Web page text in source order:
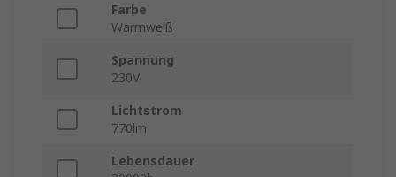
Farbe
Warmweiß
Spannung
230V
Lichtstrom
770lm
Lebensdauer